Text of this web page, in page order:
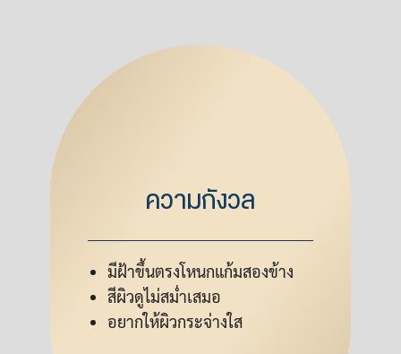
ความกังวล
มีฝ้าขึ้นตรงโหนกแก้มสองข้าง
สีผิวดูไม่สม่ำเสมอ
อยากให้ผิวกระจ่างใส